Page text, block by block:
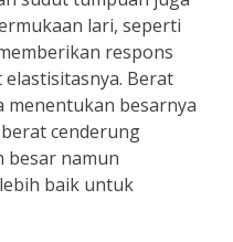
lari, seperti
respons
Berat
besarnya
cenderung
besar namun
baik untuk